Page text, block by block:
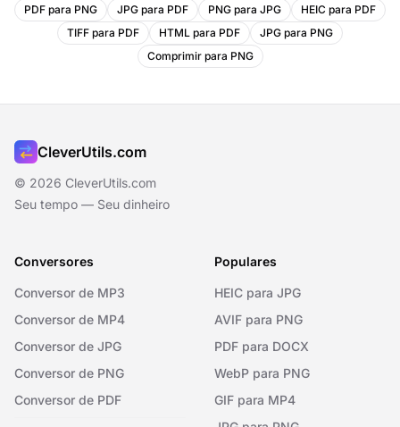
PDF para PNG JPG para PDF PNG para JPG
HEIC para PDF
TIFF para PDF
HTML para PDF
JPG para PNG
Comprimir para PNG
CleverUtils.com
© 2026 CleverUtils.com
Seu tempo — Seu dinheiro
Conversores
Conversor de MP3
Conversor de MP4
Conversor de JPG
Conversor de PNG
Conversor de PDF
Populares
HEIC para JPG
AVIF para PNG
PDF para DOCX
WebP para PNG
GIF para MP4